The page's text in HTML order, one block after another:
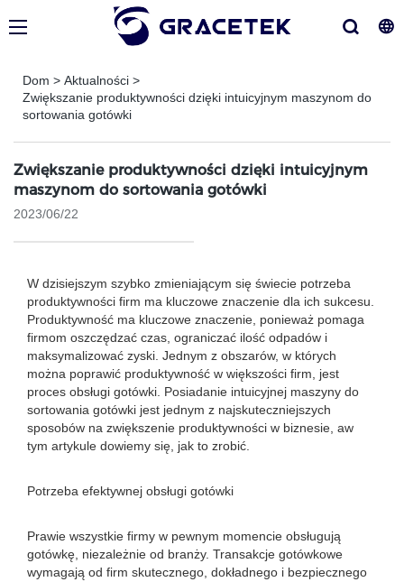
Dom > Aktualności >
Zwiększanie produktywności dzięki intuicyjnym maszynom do
sortowania gotówki
Zwiększanie produktywności dzięki intuicyjnym
maszynom do sortowania gotówki
2023/06/22
W dzisiejszym szybko zmieniającym się świecie potrzeba
produktywności firm ma kluczowe znaczenie dla ich sukcesu.
Produktywność ma kluczowe znaczenie, ponieważ pomaga
firmom oszczędzać czas, ograniczać ilość odpadów i
maksymalizować zyski. Jednym z obszarów, w których
można poprawić produktywność w większości firm, jest
proces obsługi gotówki. Posiadanie intuicyjnej maszyny do
sortowania gotówki jest jednym z najskuteczniejszych
sposobów na zwiększenie produktywności w biznesie, aw
tym artykule dowiemy się, jak to zrobić.
Potrzeba efektywnej obsługi gotówki
Prawie wszystkie firmy w pewnym momencie obsługują
gotówkę, niezależnie od branży. Transakcje gotówkowe
wymagają od firm skutecznego, dokładnego i bezpiecznego